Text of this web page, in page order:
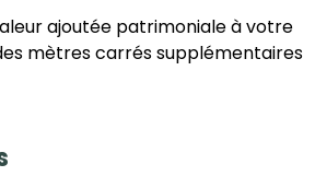
ajoutée patrimoniale à votre
mètres carrés supplémentaires